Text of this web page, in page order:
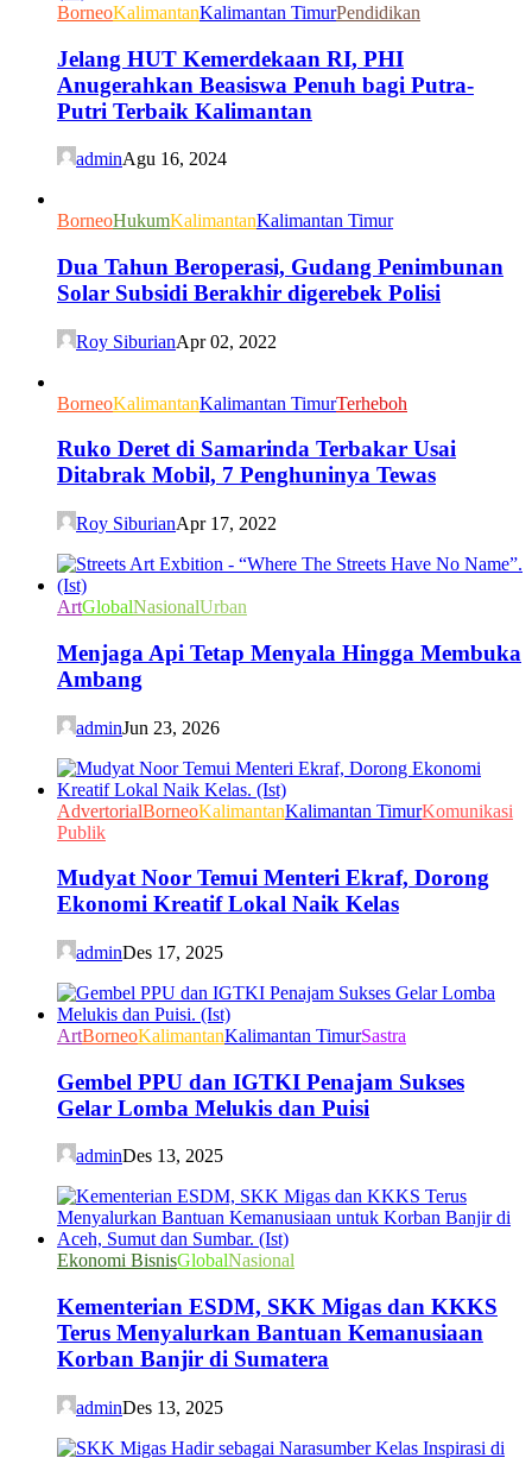
BorneoKalimantanKalimantan TimurPendidikan
Jelang HUT Kemerdekaan RI, PHI
Anugerahkan Beasiswa Penuh bagi Putra-
Putri Terbaik Kalimantan
adminAgu 16, 2024
BorneoHukumKalimantanKalimantan Timur
Dua Tahun Beroperasi, Gudang Penimbunan
Solar Subsidi Berakhir digerebek Polisi
Roy SiburianApr 02, 2022
BorneoKalimantanKalimantan TimurTerheboh
Ruko Deret di Samarinda Terbakar Usai
Ditabrak Mobil, 7 Penghuninya Tewas
Roy SiburianApr 17, 2022
ArtGlobalNasionalUrban
Menjaga Api Tetap Menyala Hingga Membuka
Ambang
adminJun 23, 2026
AdvertorialBorneoKalimantanKalimantan TimurKomunikasi
Publik
Mudyat Noor Temui Menteri Ekraf, Dorong
Ekonomi Kreatif Lokal Naik Kelas
adminDes 17, 2025
ArtBorneoKalimantanKalimantan TimurSastra
Gembel PPU dan IGTKI Penajam Sukses
Gelar Lomba Melukis dan Puisi
adminDes 13, 2025
Ekonomi BisnisGlobalNasional
Kementerian ESDM, SKK Migas dan KKKS
Terus Menyalurkan Bantuan Kemanusiaan
Korban Banjir di Sumatera
adminDes 13, 2025